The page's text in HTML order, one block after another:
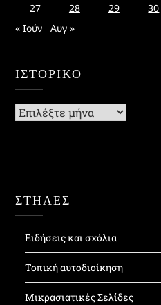
27
28 29 30
« Ιούν
Αυγ »
ΙΣΤΟΡΙΚΌ
Ιστορικό
ΣΤΗΛΕΣ
Ειδήσεις και σχόλια
Τοπική αυτοδιοίκηση
Μικρασιατικές Σελίδες